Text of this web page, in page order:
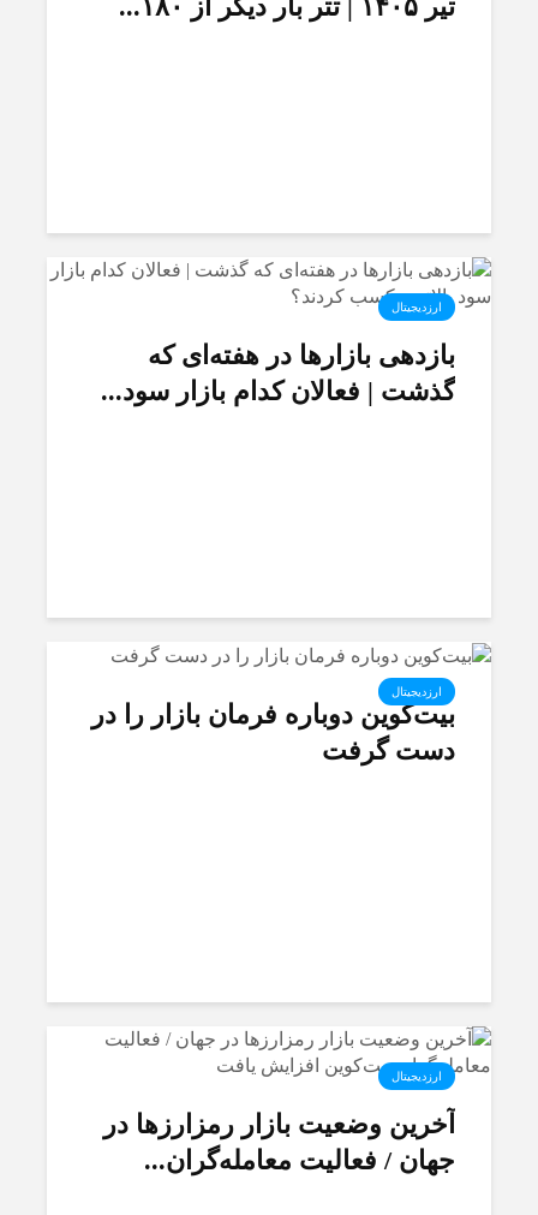
تیر ۱۴۰۵ | تتر بار دیگر از ۱۸۰...
ارزدیجیتال
بازدهی بازار‌ها در هفته‌ای که
گذشت | فعالان کدام بازار سود...
ارزدیجیتال
بیت‌کوین دوباره فرمان بازار را در
دست گرفت
ارزدیجیتال
آخرین وضعیت بازار رمزارزها در
جهان / فعالیت معامله‌گران...